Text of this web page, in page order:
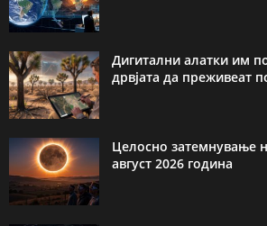
Дигитални алатки им
дрвјата да преживеат
Целосно затемнување
август 2026 година